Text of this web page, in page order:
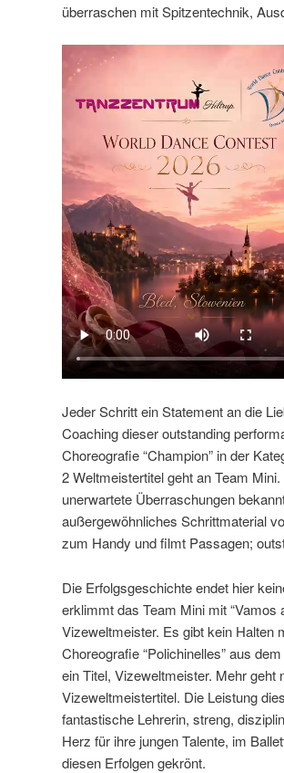
überraschen mit Spitzentechnik,
Jeder Schritt ein Statement an die
Coaching dieser outstanding
Choreografie “Champion” in der
2 Weltmeistertitel geht an Team
unerwartete Überraschungen
außergewöhnliches Schrittmaterial
zum Handy und filmt Passagen;
Die Erfolgsgeschichte endet hier
erklimmt das Team Mini mit “Vamos
Vizeweltmeister. Es gibt kein Halten
Choreografie “Polichinelles” aus
ein Titel, Vizeweltmeister. Mehr
Vizeweltmeistertitel. Die Leistung
fantastische Lehrerin, streng,
Herz für ihre jungen Talente, im
diesen Erfolgen gekrönt.